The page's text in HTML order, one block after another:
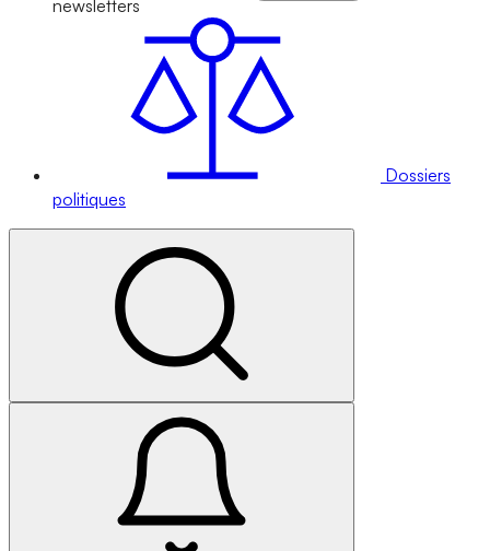
newsletters
Dossiers
politiques